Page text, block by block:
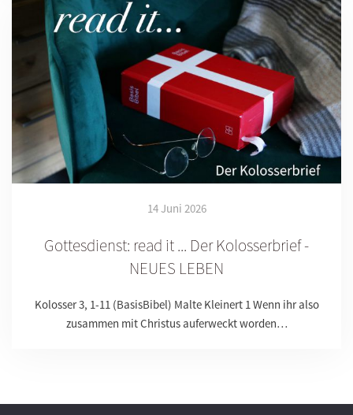
14 Juni 2026
Gottesdienst: read it ... Der Kolosserbrief -
NEUES LEBEN
Kolosser 3, 1-11 (BasisBibel) Malte Kleinert 1 Wenn ihr also
zusammen mit Christus auferweckt worden…